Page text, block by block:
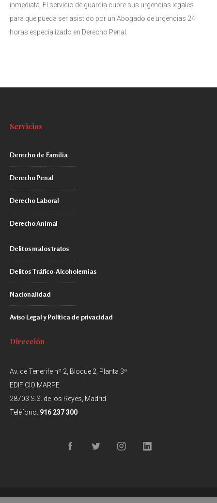
inmediata. El servicio de guardia cubre sus urgencias legales
para que pueda ser asistido por un Abogado de urgencias 24
horas especializado en Derecho Penal.
Servicios
Derecho de Familia
Derecho Penal
Derecho Laboral
Derecho Animal
Delitos malos tratos
Delitos Tráfico-Alcoholemias
Nacionalidad
Aviso Legal y Política de privacidad
Dirección
Av. de Tenerife nº 2, Bloque 2, Planta 3ª
EDIFICIO MARPE
28703 S.S. de los Reyes, Madrid
Teléfono: 916 237 300